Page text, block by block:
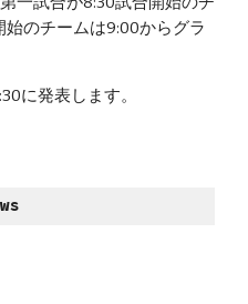
のチームは9:00からグラ
に発表します。